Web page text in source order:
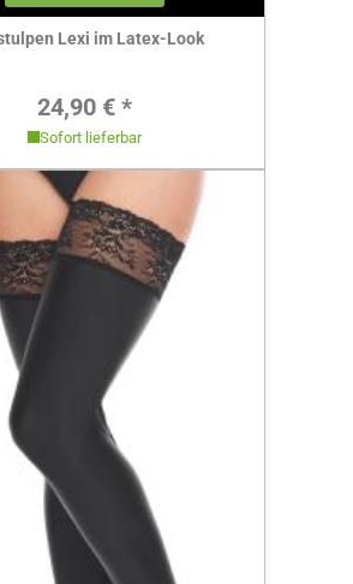
Lexi im Latex-Look
Regulärer Preis:
24,90 € *
Sofort lieferbar